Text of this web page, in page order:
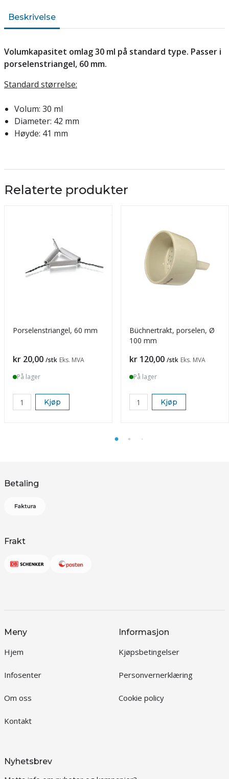
Beskrivelse
Volumkapasitet omlag 30 ml på standard type. Passer i
porselenstriangel, 60 mm.
Standard størrelse:
Volum: 30 ml
Diameter: 42 mm
Høyde: 41 mm
Relaterte produkter
Porselenstriangel, 60 mm
Pris
kr 20,00 /stk Eks. MVA
På lager
Kjøp
Büchnertrakt, porselen, Ø
100 mm
Pris
kr 120,00 /stk Eks. MVA
På lager
Kjøp
Betaling
Frakt
Meny
Hjem
Infosenter
Om oss
Kontakt
Informasjon
Kjøpsbetingelser
Personvernerklæring
Cookie policy
Nyhetsbrev